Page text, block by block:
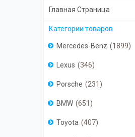
Главная Страница
Категории товаров
Mercedes-Benz 1899
Lexus 346
Porsche 231
BMW 651
Toyota 407